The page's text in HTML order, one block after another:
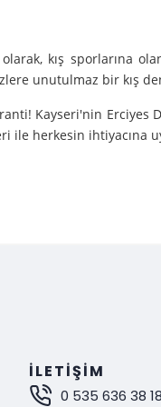
kış sporlarına
unutulmaz bir kış
Kayseri'nin Erciyes
ile herkesin ihtiyacına
çıkarıyoruz.
bir deneyim
İLETIŞIM
0 535 636 38 18